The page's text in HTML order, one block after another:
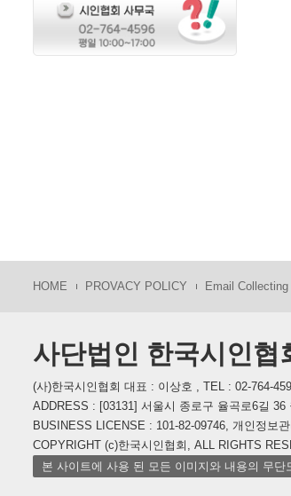
HOME PROVACY POLICY Email
사단법인 한국시인협
(사)한국시인협회 대표 : 이상호 , TEL : 02-764-
ADDRESS : [03131] 서울시 종로구 율곡로6길 36
BUSINESS LICENSE : 101-82-09746, 개인정보
COPYRIGHT (c)한국시인협회, ALL RIGHTS
본 사이트에 사용 된 모든 이미지와 내용의 무단